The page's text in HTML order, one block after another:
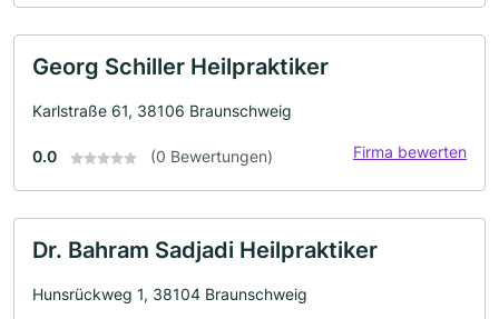
Georg Schiller Heilpraktiker
Karlstraße 61, 38106 Braunschweig
0.0 (0 Bewertungen) Firma bewerten
Dr. Bahram Sadjadi Heilpraktiker
Hunsrückweg 1, 38104 Braunschweig